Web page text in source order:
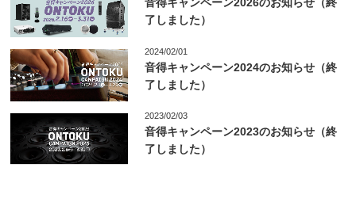
了しました）
2024/02/01
音得キャンペーン2024のお知らせ（終
了しました）
2023/02/03
音得キャンペーン2023のお知らせ（終
了しました）